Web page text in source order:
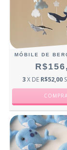
MÓBILE DE
3X DE R$52,00